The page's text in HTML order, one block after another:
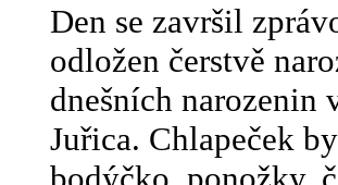
Den se završil
odložen čerstvě
dnešních narozenin
Juřica. Chlapeček